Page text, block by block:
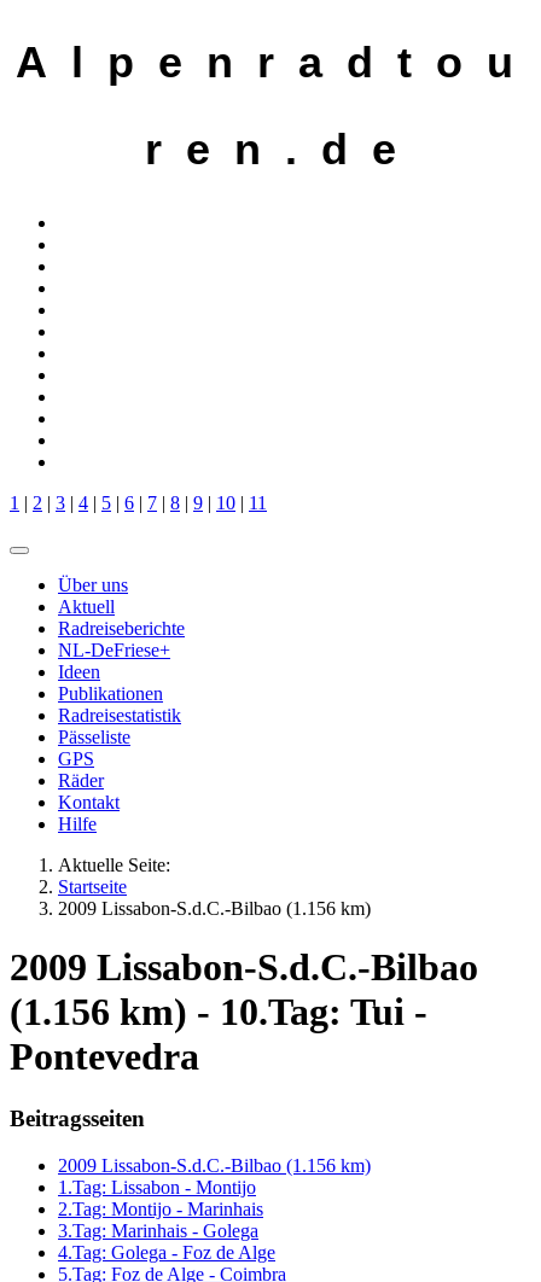
A l p e n r a d t o u
r e n . d e
1 | 2 | 3 | 4 | 5 | 6 | 7 | 8 | 9 | 10 | 11
Über uns
Aktuell
Radreiseberichte
NL-DeFriese+
Ideen
Publikationen
Radreisestatistik
Pässeliste
GPS
Räder
Kontakt
Hilfe
Aktuelle Seite:
Startseite
2009 Lissabon-S.d.C.-Bilbao (1.156 km)
2009 Lissabon-S.d.C.-Bilbao
(1.156 km) - 10.Tag: Tui -
Pontevedra
Beitragsseiten
2009 Lissabon-S.d.C.-Bilbao (1.156 km)
1.Tag: Lissabon - Montijo
2.Tag: Montijo - Marinhais
3.Tag: Marinhais - Golega
4.Tag: Golega - Foz de Alge
5.Tag: Foz de Alge - Coimbra